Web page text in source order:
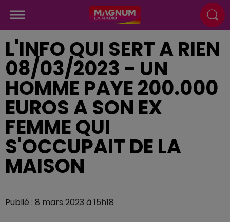
L'INFO QUI SERT A RIEN
08/03/2023 - UN
HOMME PAYE 200.000
EUROS A SON EX
FEMME QUI
S'OCCUPAIT DE LA
MAISON
Publié : 8 mars 2023 à 15h18